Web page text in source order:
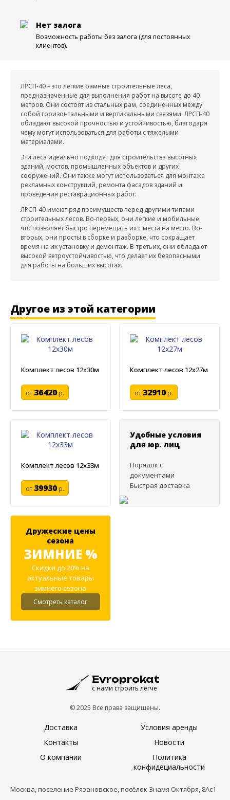
Нет залога
Возможность работы без залога (для постоянных
клиентов).
ЛРСП-40 – это легкие рамные строительные леса,
предназначенные для выполнения работ на высоте до 40
метров. Они состоят из стальных рам, соединенных между
собой горизонтальными и вертикальными связями. ЛРСП-40
обладают высокой прочностью и устойчивостью, благодаря
чему могут использоваться для работы с тяжелыми
материалами.
Эти леса идеально подходят для строительства высотных
зданий, мостов, промышленных объектов и других
сооружений. Они также могут использоваться для монтажа
рекламных конструкций, ремонта фасадов зданий и
проведения реставрационных работ.
ЛРСП-40 имеют ряд преимуществ перед другими типами
строительных лесов. Во-первых, они легкие и мобильные,
что позволяет быстро перемещать их с места на место. Во-
вторых, они просты в сборке и разборке, что сокращает
время на их установку и демонтаж. В-третьих, они обладают
высокой ветроустойчивостью, что делает их безопасными
для работы на больших высотах.
Другое из этой категории
Комплект лесов 12х30м
от 36420р.
Комплект лесов 12х27м
от 32910р.
Комплект лесов 12х33м
от 39930р.
Удобные условия
для юр. лиц
Порядок с
документами
Быстрая доставка
Дружеские цены
сезона
ЗИМНИЕ %
Скидки до 20% на
актуальные товары
зимнего сезона
Смотреть каталог
Evroprokat
с нами строить легче
© 2025 Все права защищены.
Доставка
Контакты
О компании
Условия аренды
Новости
Политика
конфидециальности
Москва, поселение Рязановское, посёлок Знамя Октября, 8Ас1